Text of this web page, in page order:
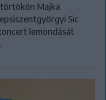
Majka
Sic
lemondását